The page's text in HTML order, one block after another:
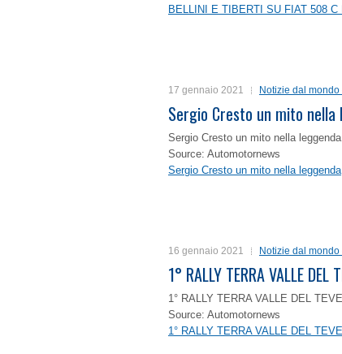
BELLINI E TIBERTI SU FIAT 508
17 gennaio 2021 Notizie dal mondo
Sergio Cresto un mito nella
Sergio Cresto un mito nella leggenda
Source: Automotornews
Sergio Cresto un mito nella leggenda
16 gennaio 2021 Notizie dal mondo
1° RALLY TERRA VALLE DEL
1° RALLY TERRA VALLE DEL
Source: Automotornews
1° RALLY TERRA VALLE DEL